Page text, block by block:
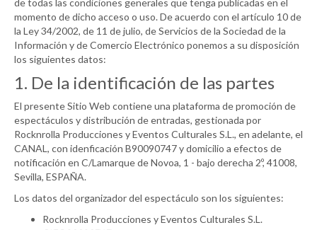
de todas las condiciones generales que tenga publicadas en el
momento de dicho acceso o uso. De acuerdo con el artículo 10 de
la Ley 34/2002, de 11 de julio, de Servicios de la Sociedad de la
Información y de Comercio Electrónico ponemos a su disposición
los siguientes datos:
1. De la identificación de las partes
El presente Sitio Web contiene una plataforma de promoción de
espectáculos y distribución de entradas, gestionada por
Rocknrolla Producciones y Eventos Culturales S.L., en adelante, el
CANAL , con idenficación B90090747 y domicilio a efectos de
notificación en C/Lamarque de Novoa, 1 - bajo derecha 2º, 41008,
Sevilla, ESPAÑA.
Los datos del organizador del espectáculo son los siguientes:
Rocknrolla Producciones y Eventos Culturales S.L.